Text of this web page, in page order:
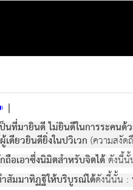
|
นที่มายินดี ไม่ยินดีในการระคน
เดียวยินดียิ่งในปวิเวก (ความสงั
ถือเอาซึ่งนิมิตสำหรับจิตได้ดังนี้นั้
สัมมาทิฏฐิให้บริบูรณ์ได้ดังนี้นั้น :